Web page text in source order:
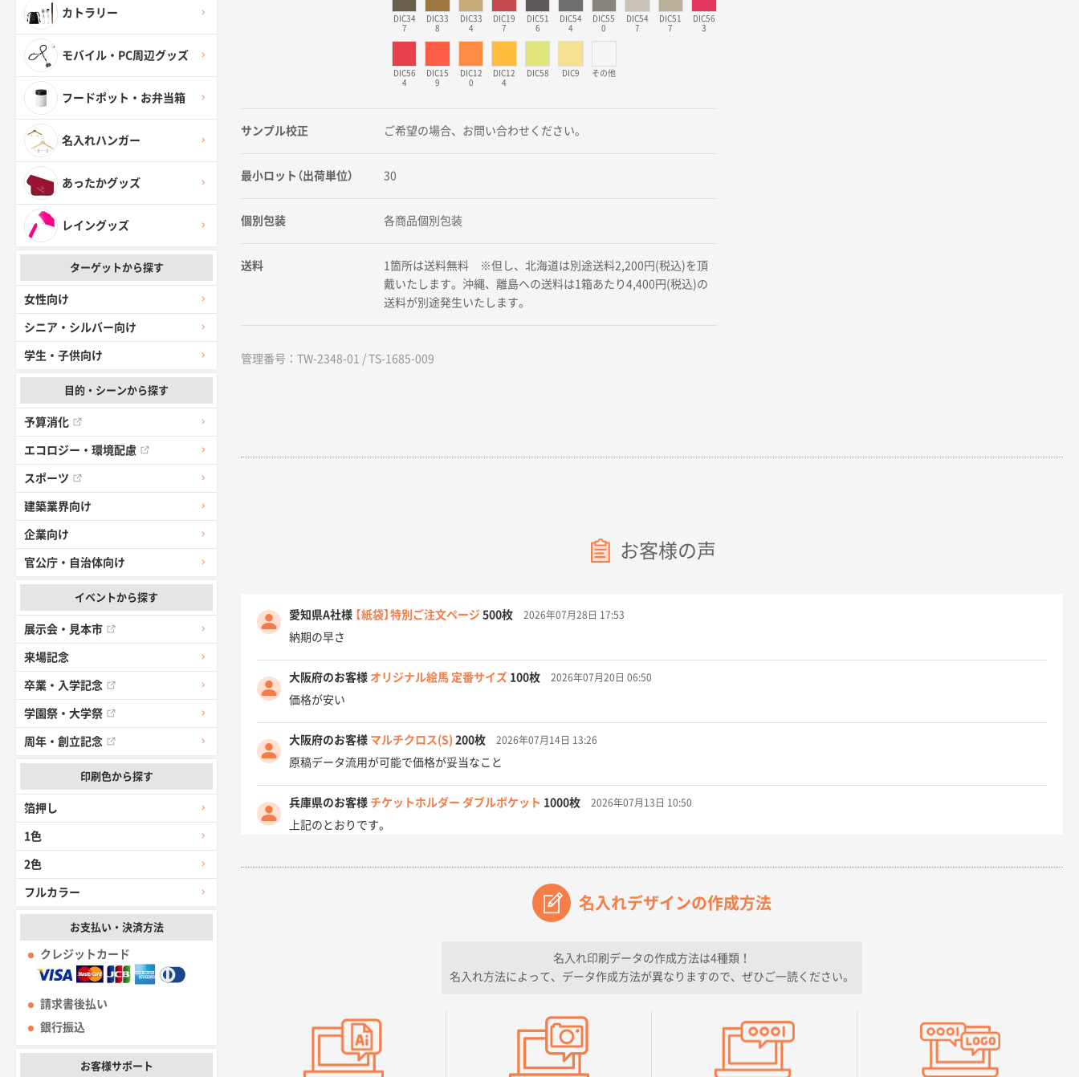
カトラリー
モバイル・PC周辺グッズ
フードポット・お弁当箱
名入れハンガー
あったかグッズ
レイングッズ
ターゲットから探す
女性向け
シニア・シルバー向け
学生・子供向け
目的・シーンから探す
予算消化
エコロジー・環境配慮
スポーツ
建築業界向け
企業向け
官公庁・自治体向け
イベントから探す
展示会・見本市
来場記念
卒業・入学記念
学園祭・大学祭
周年・創立記念
印刷色から探す
箔押し
1色
2色
フルカラー
お支払い・決済方法
クレジットカード
請求書後払い
銀行振込
お客様サポート
DIC34
7
DIC33
8
DIC33
4
DIC19
7
DIC51
6
DIC54
4
DIC55
0
DIC54
7
DIC51
7
DIC56
3
DIC56
4
DIC15
9
DIC12
0
DIC12
4
DIC58 DIC9 その他
サンプル校正 ご希望の場合、お問い合わせください。
最小ロット（出荷単位） 30
個別包装 各商品個別包装
送料
1箇所は送料無料 ※但し、北海道は別途送料2,200円(税込)を頂
戴いたします。沖縄、離島への送料は1箱あたり4,400円(税込)の
送料が別途発生いたします。
管理番号：TW-2348-01 / TS-1685-009
お客様の声
愛知県A社様 【紙袋】特別ご注文ページ 500枚 2026年07月28日 17:53
納期の早さ
大阪府のお客様 オリジナル絵馬 定番サイズ 100枚 2026年07月20日 06:50
価格が安い
大阪府のお客様 マルチクロス(S) 200枚 2026年07月14日 13:26
原稿データ流用が可能で価格が妥当なこと
兵庫県のお客様 チケットホルダー ダブルポケット 1000枚 2026年07月13日 10:50
上記のとおりです。
愛知県I社様 【オーダー商品】特別ご注文ページ043000枚 2026年07月03日 09:23
価格 大丈夫そうな会社に見えた
大阪府のお客様 A4フルカラークリアファイル 1000枚 2026年06月11日 14:46
名入れデザインの作成方法
名入れ印刷データの作成方法は4種類！
名入れ方法によって、データ作成方法が異なりますので、ぜひご一読ください。